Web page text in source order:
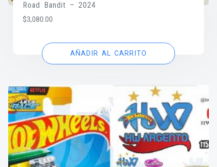
Road Bandit – 2024
$3,080.00
AÑADIR AL CARRITO